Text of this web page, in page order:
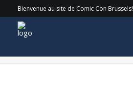
Bienvenue au site de Comic Con Brussels!
Riverdale-Logo